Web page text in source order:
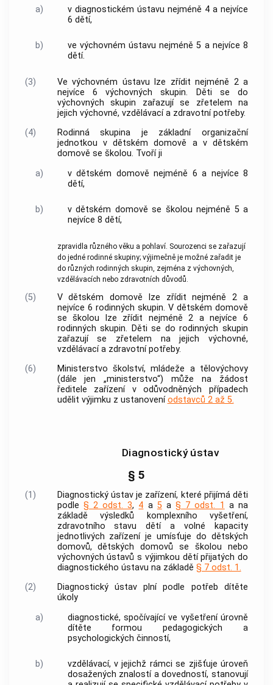
a)
v diagnostickém ústavu nejméně 4 a nejvíce
6 dětí,
b)
ve výchovném ústavu nejméně 5 a nejvíce 8
dětí.
(3)
Ve výchovném ústavu lze zřídit nejméně 2 a
nejvíce 6 výchovných skupin. Děti se do
výchovných skupin zařazují se zřetelem na
jejich výchovné, vzdělávací a zdravotní potřeby.
(4)
Rodinná skupina je základní organizační
jednotkou v dětském domově a v dětském
domově se školou. Tvoří ji
a)
v dětském domově nejméně 6 a nejvíce 8
dětí,
b)
v dětském domově se školou nejméně 5 a
nejvíce 8 dětí,
zpravidla různého věku a pohlaví. Sourozenci se zařazují
do jedné rodinné skupiny; výjimečně je možné zařadit je
do různých rodinných skupin , zejména z výchovných,
vzdělávacích nebo zdravotních důvodů.
(5)
V dětském domově lze zřídit nejméně 2 a
nejvíce 6 rodinných skupin. V dětském domově
se školou lze zřídit nejméně 2 a nejvíce 6
rodinných skupin. Děti se dorodinných skupin
zařazují se zřetelem na jejich výchovné,
vzdělávací a zdravotní potřeby.
(6)
Ministerstvo školství, mládeže a tělovýchovy
(dále jen „ministerstvo“) může na žádost
ředitele zařízení v odůvodněných případech
udělit výjimku z ustanoveníodstavců 2 až 5.
Diagnostický ústav
§ 5
(1)
Diagnostický ústav je zařízení, které přijímá děti
podle § 2 odst. 3, 4 a 5a§ 7 odst. 1 a na
základě výsledků komplexního vyšetření,
zdravotního stavu dětí a volné kapacity
jednotlivých zařízení je umísťuje do dětských
domovů, dětských domovů se školou nebo
výchovných ústavů s výjimkou dětí přijatých do
diagnostického ústavu na základě § 7 odst. 1.
(2)
Diagnostický ústav plní podle potřeb dítěte
úkoly
a)
diagnostické, spočívající ve vyšetření úrovně
dítěte formou pedagogických a
psychologických činností,
b)
vzdělávací, v jejichž rámci se zjišťuje úroveň
dosažených znalostí a dovedností, stanovují